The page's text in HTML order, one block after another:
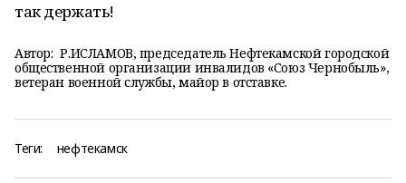
так держать!
Автор: Р.ИСЛАМОВ, председатель Нефтекамской городской
общественной организации инвалидов «Союз Чернобыль»,
ветеран военной службы, майор в отставке.
Теги: нефтекамск